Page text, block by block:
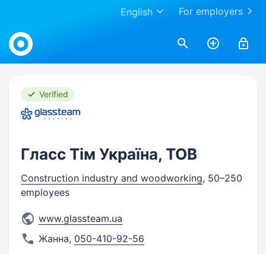
For employers
English
Work.ua
Verified
Гласс Тім Україна, ТОВ
Construction industry and woodworking, 50–250
employees
www.glassteam.ua
Жанна, 050-410-92-56